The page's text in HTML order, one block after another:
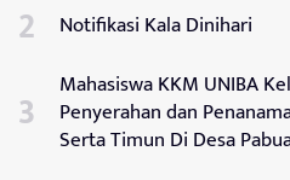
Notifikasi Kala Dinihari
Mahasiswa KKM UNIBA
Penyerahan dan
Serta Timun Di Desa